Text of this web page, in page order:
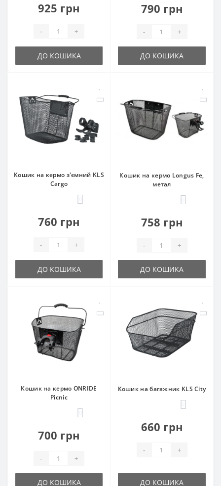
925 грн
- +
ДО КОШИКА
790 грн
- +
ДО КОШИКА
Кошик на кермо з'ємний KLS
Cargo
760 грн
- +
ДО КОШИКА
Кошик на кермо Longus Fe,
метал
758 грн
- +
ДО КОШИКА
Кошик на кермо ONRIDE
Picnic
700 грн
- +
ДО КОШИКА
Кошик на багажник KLS City
660 грн
- +
ДО КОШИКА